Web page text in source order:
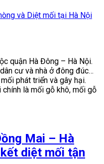
và Diệt mối tại Hà Nội
quận Hà Đông – Hà Nội.
cư và nhà ở đông đúc…
phát triển và gây hại.
là mối gỗ khô, mối gỗ
Mai – Hà
diệt mối tận